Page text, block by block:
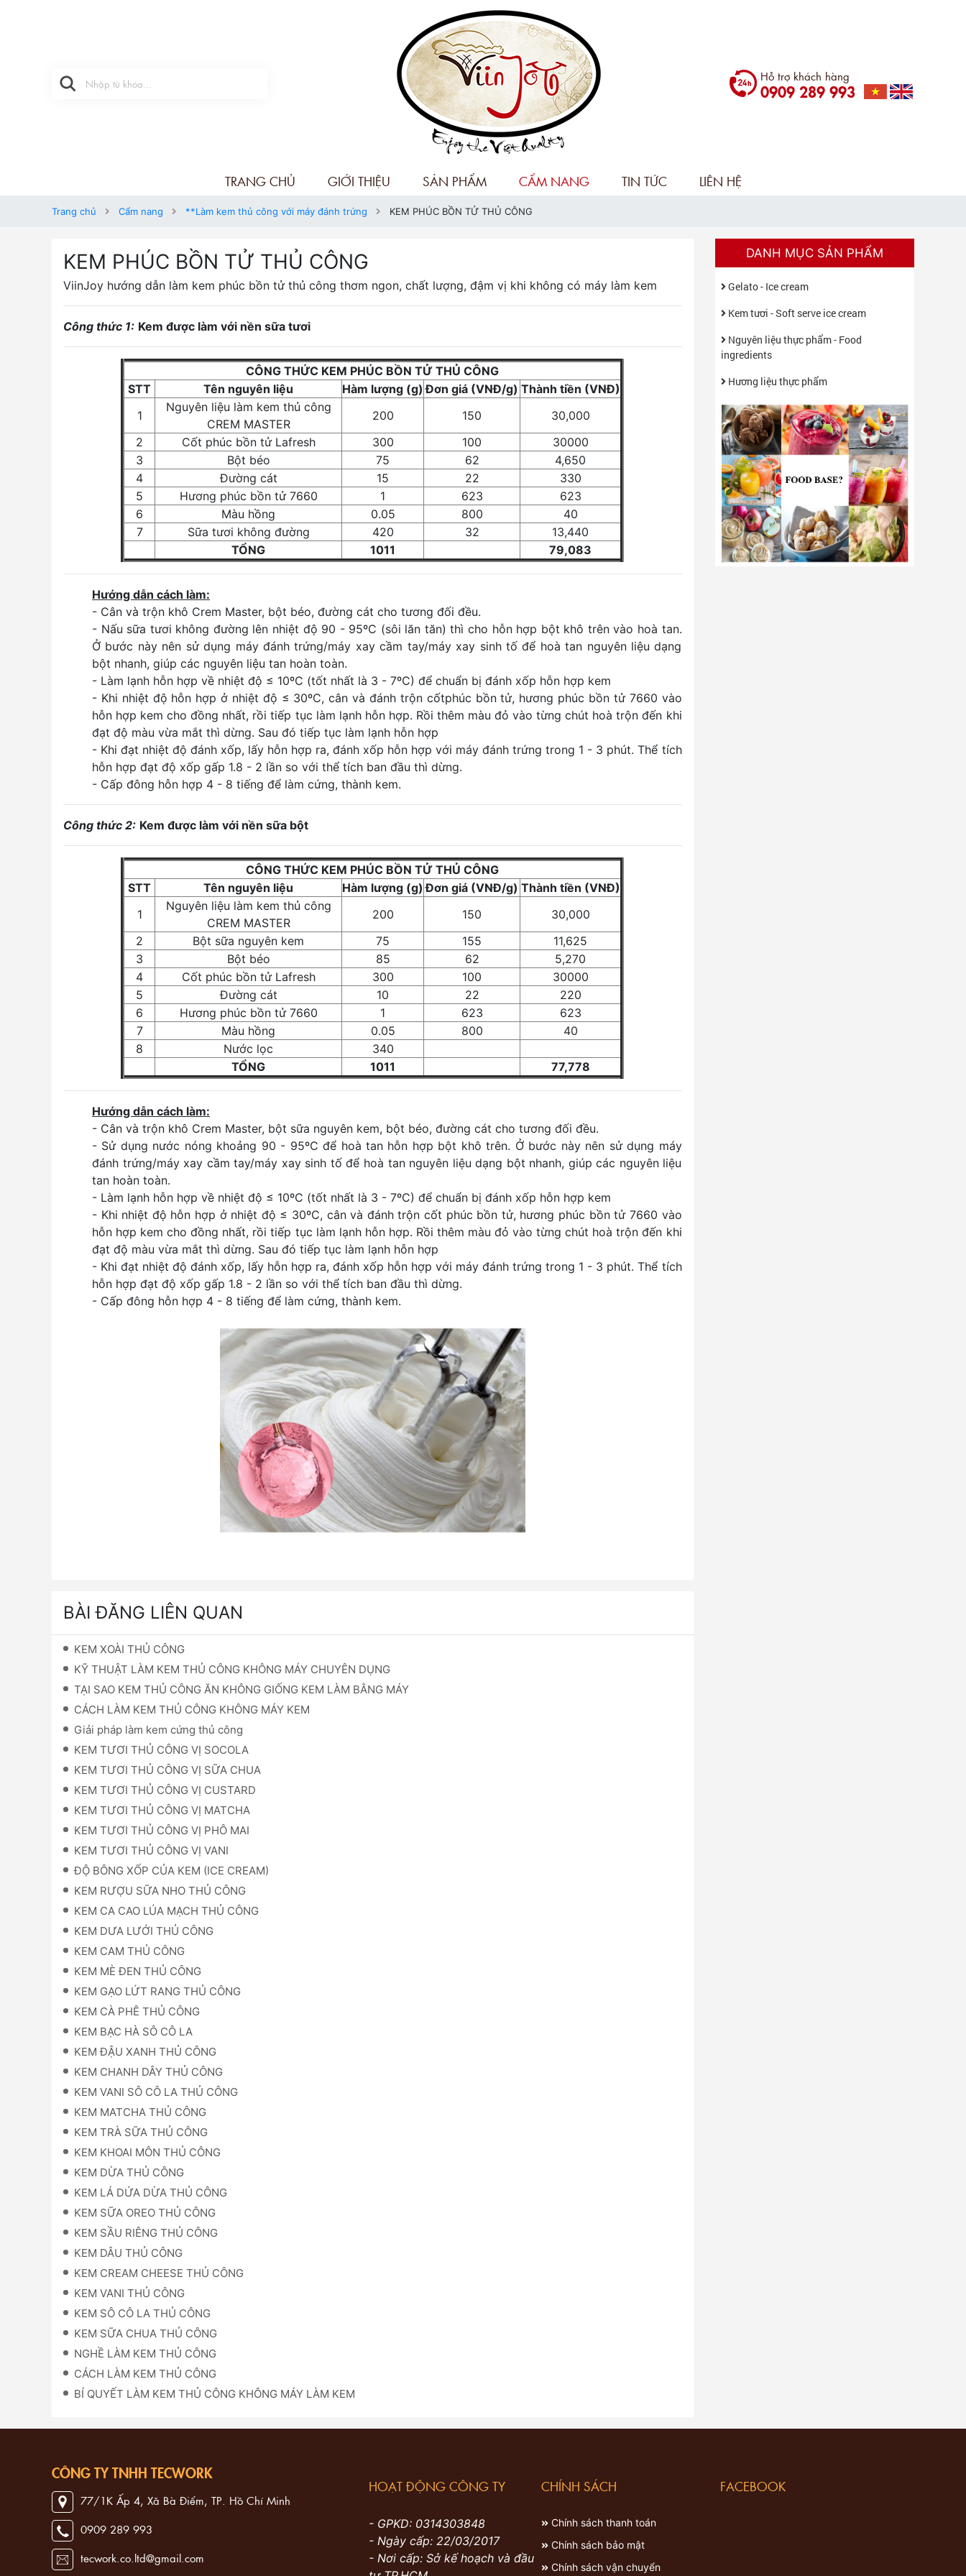
Hỗ trợ khách hàng
0909 289 993
TRANG CHỦ GIỚI THIỆU SẢN PHẨM CẨM NANG TIN TỨC LIÊN HỆ
Trang chủ Cẩm nang **Làm kem thủ công với máy đánh trứng KEM PHÚC BỒN TỬ THỦ CÔNG
KEM PHÚC BỒN TỬ THỦ CÔNG
ViinJoy hướng dẫn làm kem phúc bồn tử thủ công thơm ngon, chất lượng, đậm vị khi không có máy làm kem
Công thức 1: Kem được làm với nền sữa tươi
CÔNG THỨC KEM PHÚC BỒN TỬ THỦ CÔNG
STT
Tên nguyên liệu Hàm lượng (g) Đơn giá (VNĐ/g) Thành tiền (VNĐ)
1
Nguyên liệu làm kem thủ công
CREM MASTER
200 150
30,000
2
Cốt phúc bồn tử Lafresh 300 100
30000
3
Bột béo 75 62
4,650
4
Đường cát 15 22
330
5
Hương phúc bồn tử 7660 1 623
623
6
Màu hồng 0.05 800
40
7
Sữa tươi không đường 420 32
13,440
TỔNG
1011 79,083
Hướng dẫn cách làm:
- Cân và trộn khô Crem Master, bột béo, đường cát cho tương đối đều.
- Nấu sữa tươi không đường lên nhiệt độ 90 - 95ºC (sôi lăn tăn) thì cho hỗn hợp bột khô trên vào hoà tan.
Ở bước này nên sử dụng máy đánh trứng/máy xay cầm tay/máy xay sinh tố để hoà tan nguyên liệu dạng
bột nhanh, giúp các nguyên liệu tan hoàn toàn.
- Làm lạnh hỗn hợp về nhiệt độ ≤ 10ºC (tốt nhất là 3 - 7ºC) để chuẩn bị đánh xốp hỗn hợp kem
- Khi nhiệt độ hỗn hợp ở nhiệt độ ≤ 30ºC, cân và đánh trộn cốtphúc bồn tử, hương phúc bồn tử 7660 vào
hỗn hợp kem cho đồng nhất, rồi tiếp tục làm lạnh hỗn hợp. Rồi thêm màu đỏ vào từng chút hoà trộn đến khi
đạt độ màu vừa mắt thì dừng. Sau đó tiếp tục làm lạnh hỗn hợp
- Khi đạt nhiệt độ đánh xốp, lấy hỗn hợp ra, đánh xốp hỗn hợp với máy đánh trứng trong 1 - 3 phút. Thể tích
hỗn hợp đạt độ xốp gấp 1.8 - 2 lần so với thể tích ban đầu thì dừng.
- Cấp đông hỗn hợp 4 - 8 tiếng để làm cứng, thành kem.
Công thức 2: Kem được làm với nền sữa bột
CÔNG THỨC KEM PHÚC BỒN TỬ THỦ CÔNG
STT
Tên nguyên liệu Hàm lượng (g) Đơn giá (VNĐ/g) Thành tiền (VNĐ)
1
Nguyên liệu làm kem thủ công
CREM MASTER
200 150
30,000
2
Bột sữa nguyên kem 75 155
11,625
3
Bột béo 85 62
5,270
4
Cốt phúc bồn tử Lafresh 300 100
30000
5
Đường cát 10 22
220
6
Hương phúc bồn tử 7660 1 623
623
7
Màu hồng 0.05 800
40
8
Nước lọc
340
TỔNG
1011 77,778
Hướng dẫn cách làm:
- Cân và trộn khô Crem Master, bột sữa nguyên kem, bột béo, đường cát cho tương đối đều.
- Sử dụng nước nóng khoảng 90 - 95ºC để hoà tan hỗn hợp bột khô trên. Ở bước này nên sử dụng máy
đánh trứng/máy xay cầm tay/máy xay sinh tố để hoà tan nguyên liệu dạng bột nhanh, giúp các nguyên liệu
tan hoàn toàn.
- Làm lạnh hỗn hợp về nhiệt độ ≤ 10ºC (tốt nhất là 3 - 7ºC) để chuẩn bị đánh xốp hỗn hợp kem
- Khi nhiệt độ hỗn hợp ở nhiệt độ ≤ 30ºC, cân và đánh trộn cốt phúc bồn tử, hương phúc bồn tử 7660 vào
hỗn hợp kem cho đồng nhất, rồi tiếp tục làm lạnh hỗn hợp. Rồi thêm màu đỏ vào từng chút hoà trộn đến khi
đạt độ màu vừa mắt thì dừng. Sau đó tiếp tục làm lạnh hỗn hợp
- Khi đạt nhiệt độ đánh xốp, lấy hỗn hợp ra, đánh xốp hỗn hợp với máy đánh trứng trong 1 - 3 phút. Thể tích
hỗn hợp đạt độ xốp gấp 1.8 - 2 lần so với thể tích ban đầu thì dừng.
- Cấp đông hỗn hợp 4 - 8 tiếng để làm cứng, thành kem.
BÀI ĐĂNG LIÊN QUAN
KEM XOÀI THỦ CÔNG
KỸ THUẬT LÀM KEM THỦ CÔNG KHÔNG MÁY CHUYÊN DỤNG
TẠI SAO KEM THỦ CÔNG ĂN KHÔNG GIỐNG KEM LÀM BẰNG MÁY
CÁCH LÀM KEM THỦ CÔNG KHÔNG MÁY KEM
Giải pháp làm kem cứng thủ công
KEM TƯƠI THỦ CÔNG VỊ SOCOLA
KEM TƯƠI THỦ CÔNG VỊ SỮA CHUA
KEM TƯƠI THỦ CÔNG VỊ CUSTARD
KEM TƯƠI THỦ CÔNG VỊ MATCHA
KEM TƯƠI THỦ CÔNG VỊ PHÔ MAI
KEM TƯƠI THỦ CÔNG VỊ VANI
ĐỘ BÔNG XỐP CỦA KEM (ICE CREAM)
KEM RƯỢU SỮA NHO THỦ CÔNG
KEM CA CAO LÚA MẠCH THỦ CÔNG
KEM DƯA LƯỚI THỦ CÔNG
KEM CAM THỦ CÔNG
KEM MÈ ĐEN THỦ CÔNG
KEM GẠO LỨT RANG THỦ CÔNG
KEM CÀ PHÊ THỦ CÔNG
KEM BẠC HÀ SÔ CÔ LA
KEM ĐẬU XANH THỦ CÔNG
KEM CHANH DÂY THỦ CÔNG
KEM VANI SÔ CÔ LA THỦ CÔNG
KEM MATCHA THỦ CÔNG
KEM TRÀ SỮA THỦ CÔNG
KEM KHOAI MÔN THỦ CÔNG
KEM DỪA THỦ CÔNG
KEM LÁ DỨA DỪA THỦ CÔNG
KEM SỮA OREO THỦ CÔNG
KEM SẦU RIÊNG THỦ CÔNG
KEM DÂU THỦ CÔNG
KEM CREAM CHEESE THỦ CÔNG
KEM VANI THỦ CÔNG
KEM SÔ CÔ LA THỦ CÔNG
KEM SỮA CHUA THỦ CÔNG
NGHỀ LÀM KEM THỦ CÔNG
CÁCH LÀM KEM THỦ CÔNG
BÍ QUYẾT LÀM KEM THỦ CÔNG KHÔNG MÁY LÀM KEM
DANH MỤC SẢN PHẨM
Gelato - Ice cream
Kem tươi - Soft serve ice cream
Nguyên liệu thực phẩm - Food
ingredients
Hương liệu thực phẩm
CÔNG TY TNHH TECWORK
77/1K Ấp 4, Xã Bà Điểm, TP. Hồ Chí Minh
0909 289 993
tecwork.co.ltd@gmail.com
HOẠT ĐỘNG CÔNG TY
- GPKD: 0314303848
- Ngày cấp: 22/03/2017
- Nơi cấp: Sở kế hoạch và đầu
CHÍNH SÁCH
Chính sách thanh toán
Chính sách bảo mật
Chính sách vận chuyển
FACEBOOK